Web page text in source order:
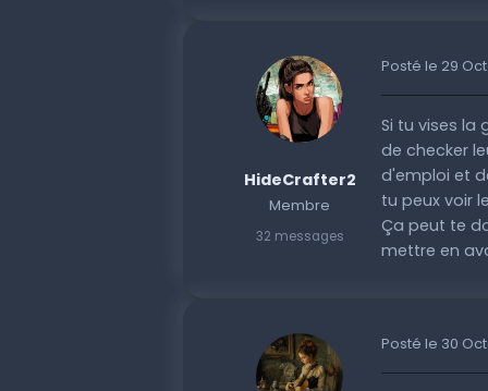
HideCrafter2
Membre
32 messages
Posté le 29
Si tu vises la
de checker
d'emploi et
tu peux voir
Ça peut te
mettre en
Posté le 30